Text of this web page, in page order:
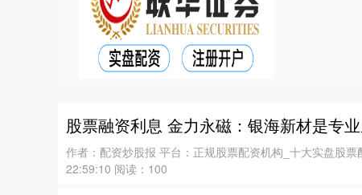
股票融资利息 金力永磁：银海新材是专
作者：配资炒股报 平台：正规股票配资机构_十大实盘股
22:59:10 阅读：100